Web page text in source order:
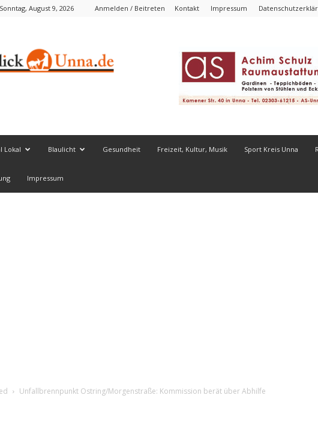
Sonntag, August 9, 2026 Anmelden / Beitreten Kontakt Impressum
Lokal Blaulicht Gesundheit Freizeit, Kultur, Musik Sport Kreis Unna
Impressum
Unfallbrennpunkt Ostring/Morgenstraße: Kommission berät über Abhilfe